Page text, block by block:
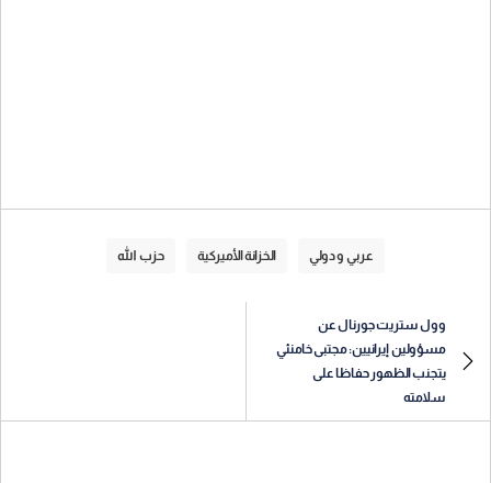
عربي و دولي الخزانة الأميركية حزب الله
وول ستريت جورنال عن
مسؤولين إيرانيين: مجتبى خامنئي
يتجنب الظهور حفاظا على
سلامته